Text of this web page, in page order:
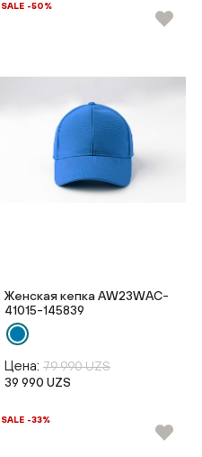
SALE -50%
Женская кепка AW23WAC-
41015-145839
Цена: 79 990 UZS
39 990 UZS
SALE -33%